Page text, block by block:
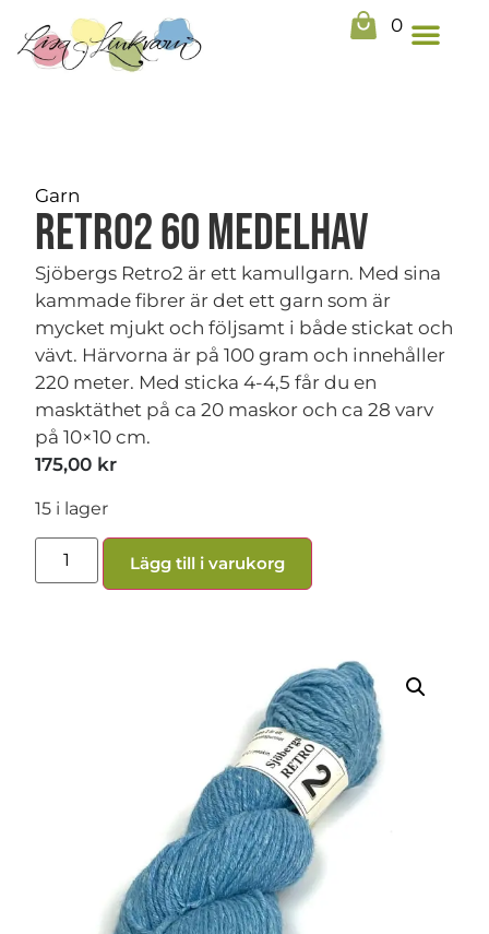
0
Garn
Retro2 60 Medelhav
Sjöbergs Retro2 är ett kamullgarn. Med sina
kammade fibrer är det ett garn som är
mycket mjukt och följsamt i både stickat och
vävt. Härvorna är på 100 gram och innehåller
220 meter. Med sticka 4-4,5 får du en
masktäthet på ca 20 maskor och ca 28 varv
på 10×10 cm.
175,00 kr
15 i lager
Lägg till i varukorg